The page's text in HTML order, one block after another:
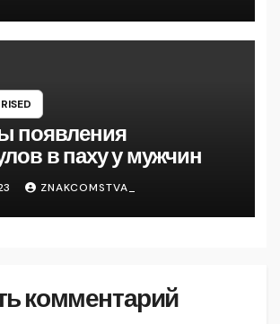
появления
в паху у мужчин
ZNAKCOMSTVA_
комментарий